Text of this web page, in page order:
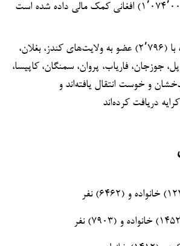
از کابل، (۵۱۳) خانواده با (۲٬۷۹۶) عضو به ولایت‌های کندز، بغلان،
جوزجان، فاریاب، پروان، سمنگان، کاپیسا،
و خوست انتقال یافته‌اند و